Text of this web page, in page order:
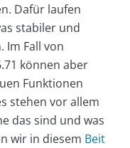
Dafür laufen
stabiler und
Im Fall von
können aber
Funktionen
stehen vor allem
das sind und was
wir in diesem Beit